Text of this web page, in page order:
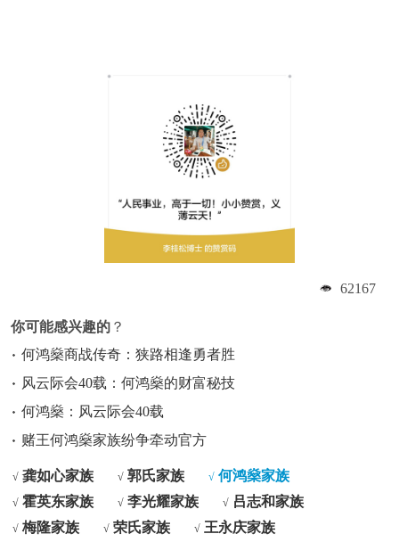
62167
你可能感兴趣的 ？
何鸿燊商战传奇：狭路相逢勇者胜
风云际会40载：何鸿燊的财富秘技
何鸿燊：风云际会40载
赌王何鸿燊家族纷争牵动官方
√ 龚如心家族 √ 郭氏家族 √ 何鸿燊家族
√ 霍英东家族 √ 李光耀家族 √ 吕志和家族
√ 梅隆家族 √ 荣氏家族 √ 王永庆家族